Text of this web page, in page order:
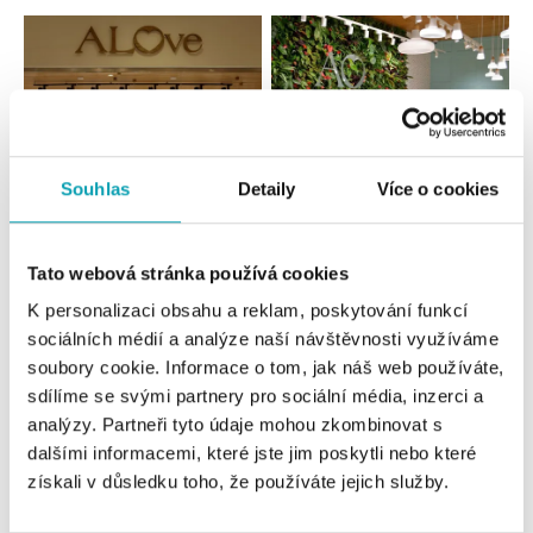
Souhlas Detaily Více o cookies
Tato webová stránka používá cookies
K personalizaci obsahu a reklam, poskytování funkcí
sociálních médií a analýze naší návštěvnosti využíváme
soubory cookie. Informace o tom, jak náš web používáte,
sdílíme se svými partnery pro sociální média, inzerci a
analýzy. Partneři tyto údaje mohou zkombinovat s
dalšími informacemi, které jste jim poskytli nebo které
získali v důsledku toho, že používáte jejich služby.
Všechny Česko Slovensko
ALOve OC Nový Smíchov, Praha 5
Plzeňská 8, 150 00 Praha 5 - Anděl
tel.: +420736509250
dnes otevřeno do 21:00
ALOve OC Olympia, Brno